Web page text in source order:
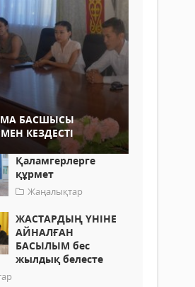
БАСШЫСЫ
КЕЗДЕСТІ
Қаламгерлерге
құрмет
Жаңалықтар
ЖАСТАРДЫҢ ҮНІНЕ
АЙНАЛҒАН
БАСЫЛЫМ бес
жылдық белесте